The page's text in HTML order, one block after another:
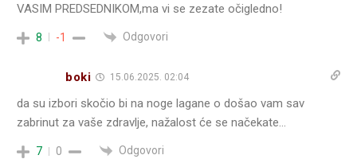
VASIM PREDSEDNIKOM,ma vi se zezate očigledno!
8 -1 Odgovori
boki 15.06.2025. 02:04
da su izbori skočio bi na noge lagane o došao vam sav
zabrinut za vaše zdravlje, nažalost će se načekate…
7 0 Odgovori